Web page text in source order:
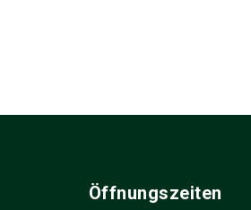
Öffnungszeiten